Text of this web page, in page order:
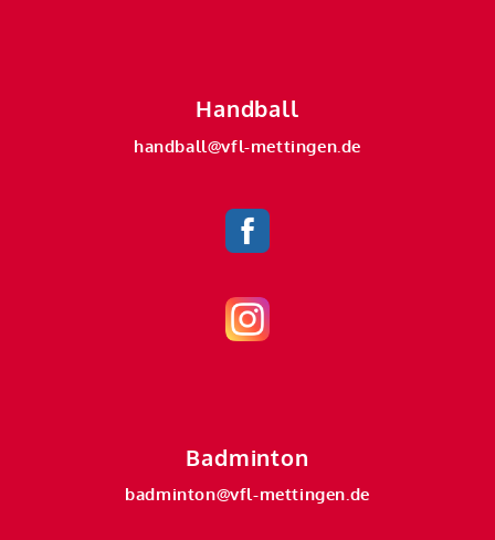
Handball
handball@vfl-mettingen.de
Badminton
badminton@vfl-mettingen.de